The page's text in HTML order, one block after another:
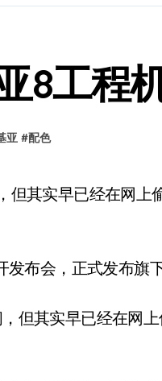
！ 8工程
亚 #配色
布会，正式发布旗
但其实早已经在网